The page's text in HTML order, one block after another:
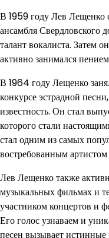
В 1959 году Лев Лещенко
ансамбля Свердловского
талант вокалиста. Затем
активно занимался
В 1964 году Лещенко
конкурсе эстрадной
известность. Он стал
которого стали
стал одним из самых
востребованным артистом
Лев Лещенко также
музыкальных фильмах и
участником концертов и
Его голос узнаваем и
песен вызывает